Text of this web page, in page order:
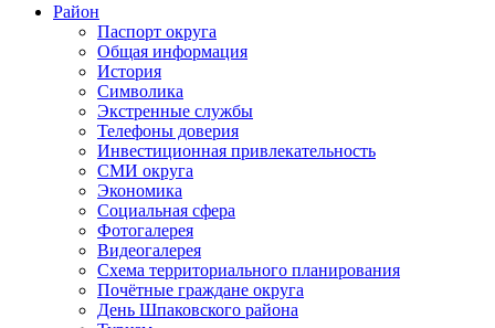
Район
Паспорт округа
Общая информация
История
Символика
Экстренные службы
Телефоны доверия
Инвестиционная привлекательность
СМИ округа
Экономика
Социальная сфера
Фотогалерея
Видеогалерея
Схема территориального планирования
Почётные граждане округа
День Шпаковского района